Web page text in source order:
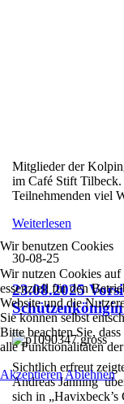
Mitglieder der
im Café Stift
Teilnehmenden viel
Weiterlesen
30-08-25
23.08.2025
Sichtlich erfreut
Andreas Janning
sich in „Havixbeck’s
Wir benutzen Cookies
Wir nutzen Cookies
essenziell für den
Website und die
Sie können selbst
Bitte beachten Sie,
alle Funktionalitäten
AkzeptierenAblehnen